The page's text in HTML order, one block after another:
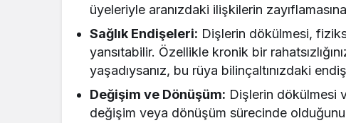
üyeleriyle aranızdaki ilişkilerin
Sağlık Endişeleri: Dişlerin dökülmesi,
yansıtabilir. Özellikle kronik bir
yaşadıysanız, bu rüya bilinçaltınızdaki
Değişim ve Dönüşüm: Dişlerin dökülmesi
değişim veya dönüşüm sürecinde